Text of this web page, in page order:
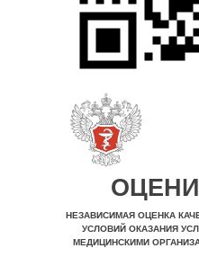
НЕЗАВИСИМАЯ ОЦЕНКА
УСЛОВИЙ ОКАЗАНИЯ
МЕДИЦИНСКИМИ